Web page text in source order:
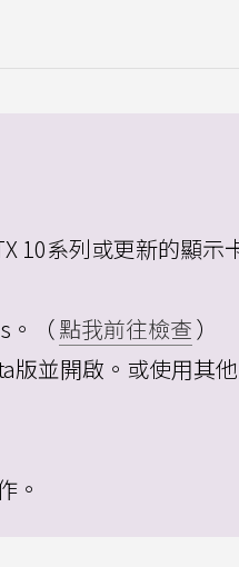
10系列或更新的顯示
。（點我前往檢查）
版並開啟。或使用其
。